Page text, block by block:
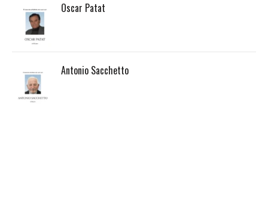
Oscar Patat
Antonio Sacchetto